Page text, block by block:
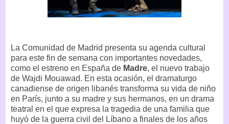
La Comunidad de Madrid presenta su agenda cultural
para este fin de semana con importantes novedades,
como el estreno en España de Madre, el nuevo trabajo
de Wajdi Mouawad. En esta ocasión, el dramaturgo
canadiense de origen libanés transforma su vida de niño
en París, junto a su madre y sus hermanos, en un drama
teatral en el que expresa la tragedia de una familia que
huyó de la guerra civil del Líbano a finales de los años